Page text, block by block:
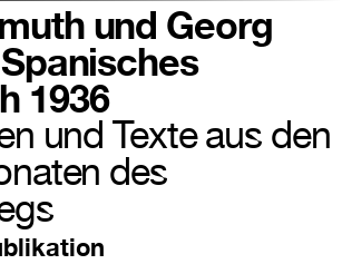
und Georg
1936
und Texte aus den
des